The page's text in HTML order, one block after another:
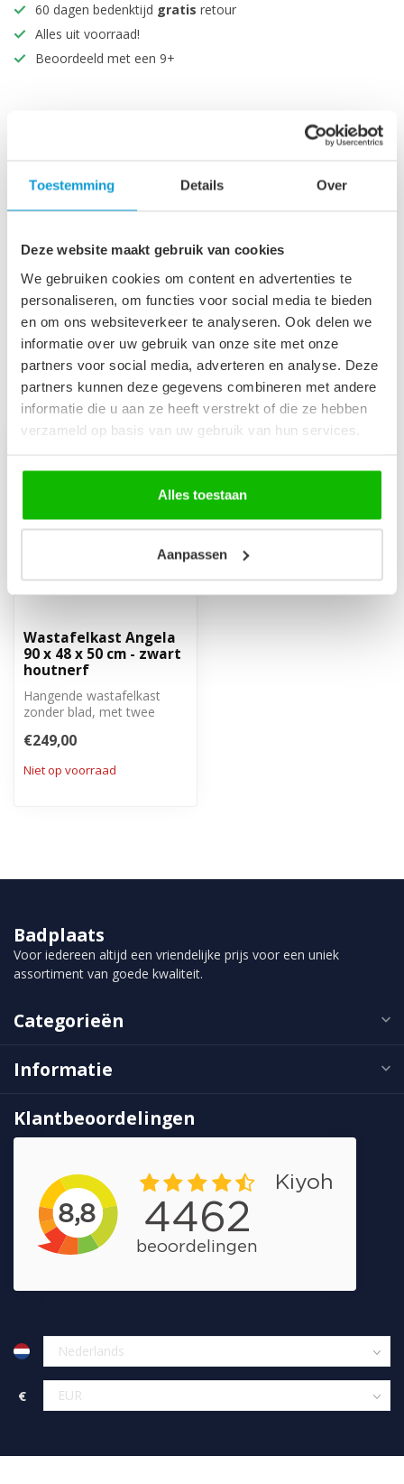
Toestemming Details Over
Deze website maakt gebruik van cookies
We gebruiken cookies om content en advertenties te
personaliseren, om functies voor social media te bieden
en om ons websiteverkeer te analyseren. Ook delen we
informatie over uw gebruik van onze site met onze
partners voor social media, adverteren en analyse. Deze
partners kunnen deze gegevens combineren met andere
informatie die u aan ze heeft verstrekt of die ze hebben
verzameld op basis van uw gebruik van hun services.
Alles toestaan
Aanpassen
60 dagen bedenktijd gratis retour
Alles uit voorraad!
Beoordeeld met een 9+
Bovenblad Angela 90 x 48 x
3,5 cm - zwart houtnerf
Op voorraad
€119,00
Recent bekeken
Wastafelkast Angela
90 x 48 x 50 cm - zwart
houtnerf
Hangende wastafelkast
zonder blad, met twee
€249,00
Niet op voorraad
Badplaats
Voor iedereen altijd een vriendelijke prijs voor een uniek
assortiment van goede kwaliteit.
Categorieën
Informatie
Klantbeoordelingen
€